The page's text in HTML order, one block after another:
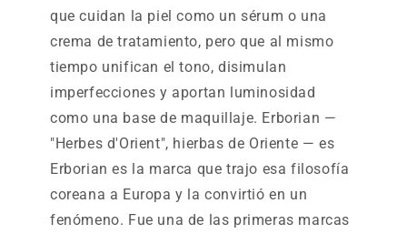
que cuidan la piel como un sérum o una
crema de tratamiento, pero que al mismo
tiempo unifican el tono, disimulan
imperfecciones y aportan luminosidad
como una base de maquillaje. Erborian —
"Herbes d'Orient", hierbas de Oriente — es
Erborian es la marca que trajo esa filosofía
coreana a Europa y la convirtió en un
fenómeno. Fue una de las primeras marcas